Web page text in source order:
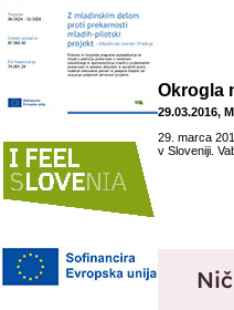
Okrogla
29.03.2016,
29. marca
v Sloveniji.